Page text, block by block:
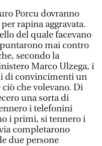
Porcu dovranno
rapina aggravata.
del quale facevano
mai contro
secondo la
Marco Ulzega, i
di convincimenti un
ciò che volevano. Di
una sorta di
i telefonini
i primi, si tennero i
completarono
due persone